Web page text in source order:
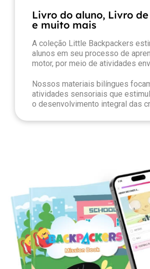
Livro do aluno, Livro
e muito mais
A coleção Little Backpackers
alunos em seu processo de
motor, por meio de atividades
Nossos materiais bilíngues
atividades sensoriais que
o desenvolvimento integral das